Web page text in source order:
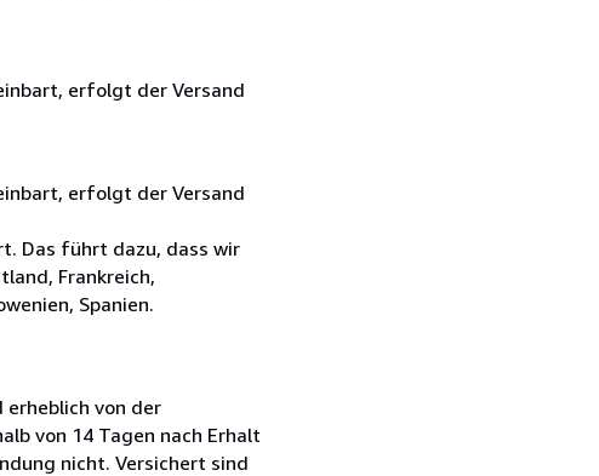
erfolgt der Versand
erfolgt der Versand
Das führt dazu, dass wir
Frankreich,
Spanien.
von der
von 14 Tagen nach Erhalt
nicht. Versichert sind